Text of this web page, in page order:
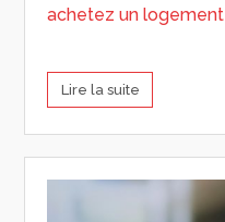
achetez un logement
Lire la suite